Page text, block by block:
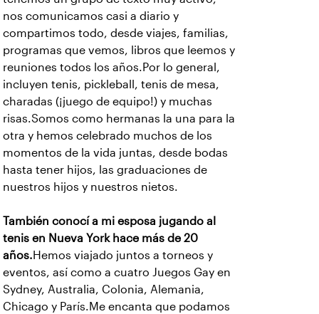
nos comunicamos casi a diario y
compartimos todo, desde viajes, familias,
programas que vemos, libros que leemos y
reuniones todos los años.Por lo general,
incluyen tenis, pickleball, tenis de mesa,
charadas (¡juego de equipo!) y muchas
risas.Somos como hermanas la una para la
otra y hemos celebrado muchos de los
momentos de la vida juntas, desde bodas
hasta tener hijos, las graduaciones de
nuestros hijos y nuestros nietos.
También conocí a mi esposa jugando al
tenis en Nueva York hace más de 20
años.Hemos viajado juntos a torneos y
eventos, así como a cuatro Juegos Gay en
Sydney, Australia, Colonia, Alemania,
Chicago y París.Me encanta que podamos